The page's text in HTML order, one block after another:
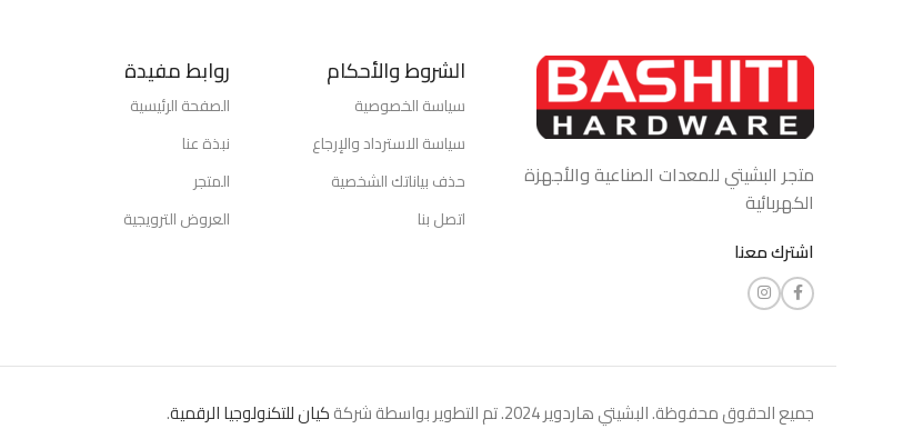
متجر البشيتي للمعدات الصناعية والأجهزة
الكهربائية
اشترك معنا
الشروط والأحكام
سياسة الخصوصية
سياسة الاسترداد والإرجاع
حذف بياناتك الشخصية
اتصل بنا
روابط مفيدة
الصفحة الرئيسية
نبذة عنا
المتجر
العروض الترويجية
جميع الحقوق محفوظة. البشيتي هاردوير 2024. تم التطوير بواسطة شركة كيان للتكنولوجيا الرقمية.